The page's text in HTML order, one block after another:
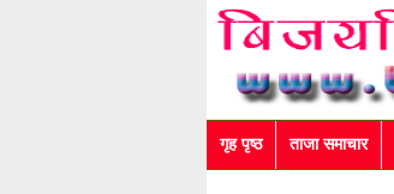
गृह पृष्ठ ताजा समाचार